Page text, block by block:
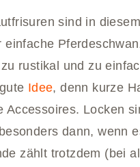
sind in
einfache
rustikal und zu
Idee, denn kurze
Accessoires. Locken
dann, wenn
zählt trotzdem (bei